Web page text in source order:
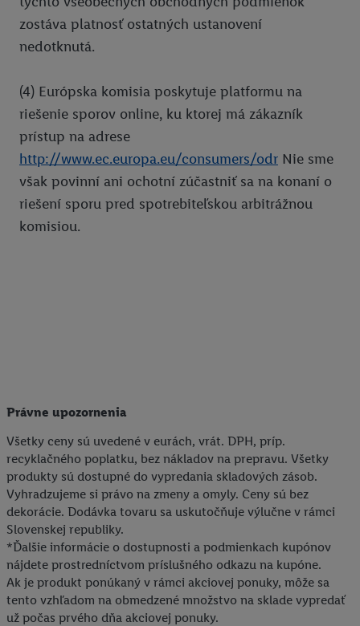
zostáva platnosť ostatných ustanovení
nedotknutá.
(4) Európska komisia poskytuje platformu na
riešenie sporov online, ku ktorej má zákazník
prístup na adrese
http://www.ec.europa.eu/consumers/odr Nie sme
však povinní ani ochotní zúčastniť sa na konaní o
riešení sporu pred spotrebiteľskou arbitrážnou
komisiou.
Právne upozornenia
Všetky ceny sú uvedené v eurách, vrát. DPH, príp.
recyklačného poplatku, bez nákladov na prepravu. Všetky
produkty sú dostupné do vypredania skladových zásob.
Vyhradzujeme si právo na zmeny a omyly. Ceny sú bez
dekorácie. Dodávka tovaru sa uskutočňuje výlučne v rámci
Slovenskej republiky.
*Ďalšie informácie o dostupnosti a podmienkach kupónov
nájdete prostredníctvom príslušného odkazu na kupóne.
Ak je produkt ponúkaný v rámci akciovej ponuky, môže sa
tento vzhľadom na obmedzené množstvo na sklade vypredať
už počas prvého dňa akciovej ponuky.